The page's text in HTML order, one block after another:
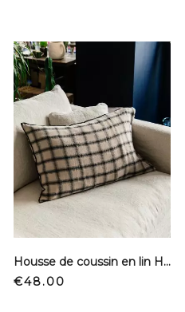
Housse de coussin en lin Highland - Namib
Price
€48.00